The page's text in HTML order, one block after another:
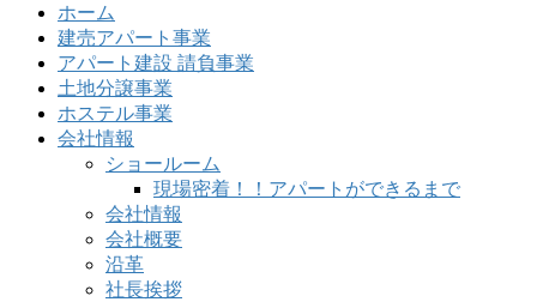
ホーム
建売アパート事業
アパート建設 請負事業
土地分譲事業
ホステル事業
会社情報
ショールーム
現場密着！！アパートができるまで
会社情報
会社概要
沿革
社長挨拶